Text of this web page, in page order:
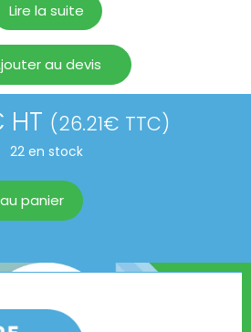
Lire la suite
au devis
HT (26.21€ TTC)
22 en stock
panier